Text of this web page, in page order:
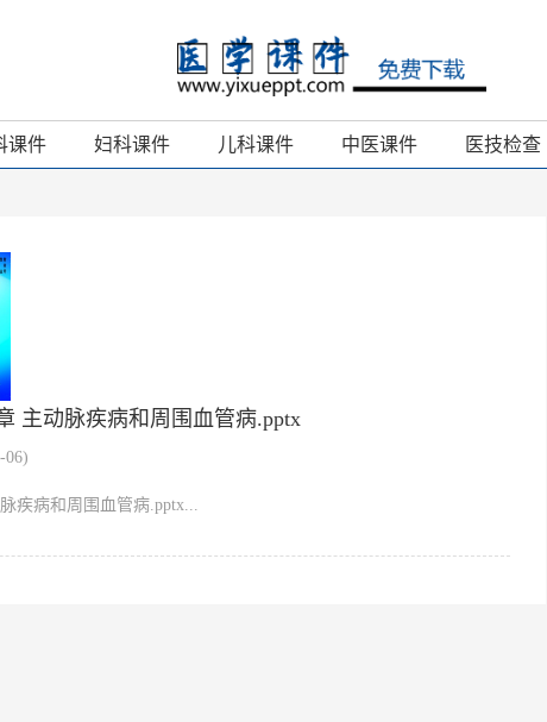
课件 妇科课件 儿科课件 中医课件 医技检查
主动脉疾病和周围血管病.pptx
06)
疾病和周围血管病.pptx...